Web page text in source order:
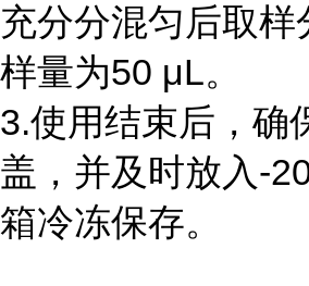
充分分混匀后取样
样量为50 μL。
3.使用结束后，确
盖，并及时放入-
箱冷冻保存。